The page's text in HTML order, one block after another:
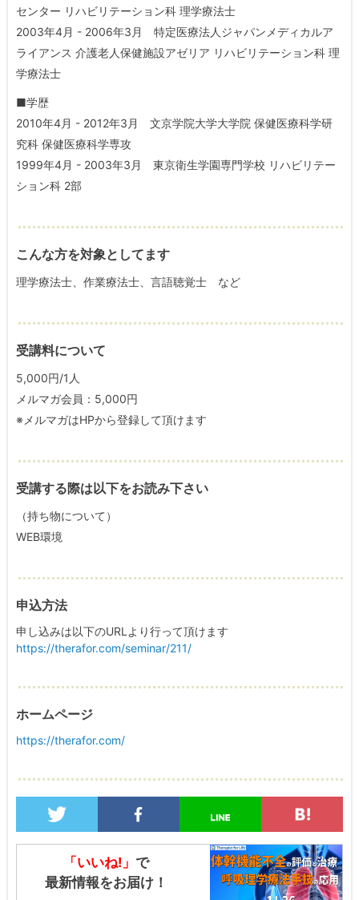
センター リハビリテーション科 理学療法士
2003年4月 - 2006年3月 特定医療法人ジャパンメディカルア
ライアンス 介護老人保健施設アゼリア リハビリテーション科 理
学療法士
■学歴
2010年4月 - 2012年3月 文京学院大学大学院 保健医療科学研
究科 保健医療科学専攻
1999年4月 - 2003年3月 東京衛生学園専門学校 リハビリテー
ション科 2部
こんな方を対象としてます
理学療法士、作業療法士、言語聴覚士 など
受講料について
5,000円/1人
メルマガ会員：5,000円
※メルマガはHPから登録して頂けます
受講する際は以下をお読み下さい
（持ち物について）
WEB環境
申込方法
申し込みは以下のURLより行って頂けます
https://therafor.com/seminar/211/
ホームページ
https://therafor.com/
「いいね!」で
最新情報をお届け！